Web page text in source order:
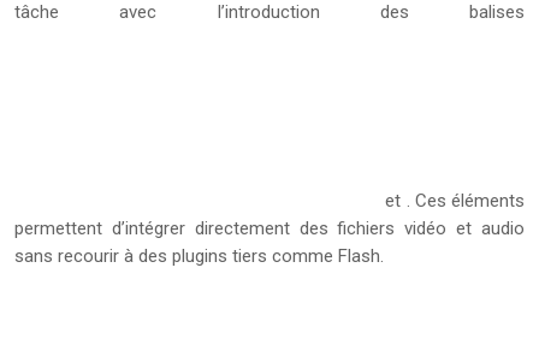
tâche avec l’introduction des balises
et . Ces éléments
permettent d’intégrer directement des fichiers vidéo et audio
sans recourir à des plugins tiers comme Flash.